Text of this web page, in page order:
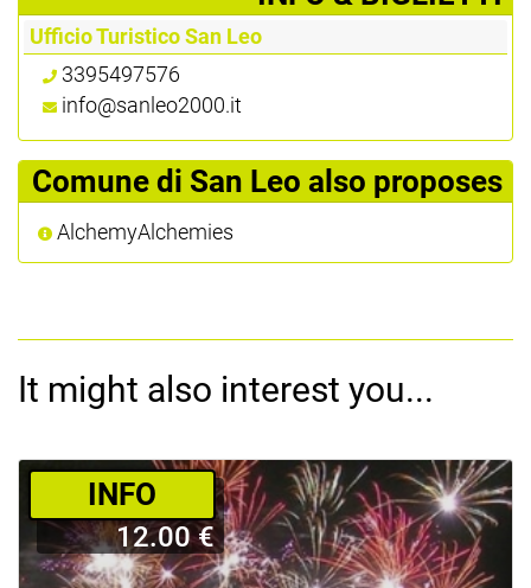
Ufficio Turistico San Leo
3395497576
info@sanleo2000.it
Comune di San Leo also proposes
AlchemyAlchemies
It might also interest you...
­INFO
12.00 €